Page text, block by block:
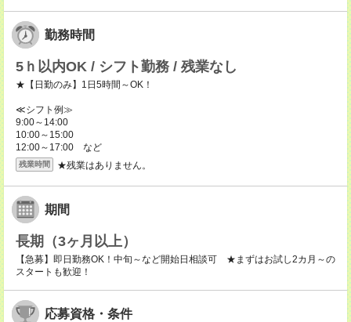
勤務時間
5ｈ以内OK / シフト勤務 / 残業なし
★【日勤のみ】1日5時間～OK！
≪シフト例≫
9:00～14:00
10:00～15:00
12:00～17:00 など
残業時間 ★残業はありません。
期間
長期（3ヶ月以上）
【急募】即日勤務OK！中旬～など開始日相談可 ★まずはお試し2カ月～の
スタートも歓迎！
応募資格・条件